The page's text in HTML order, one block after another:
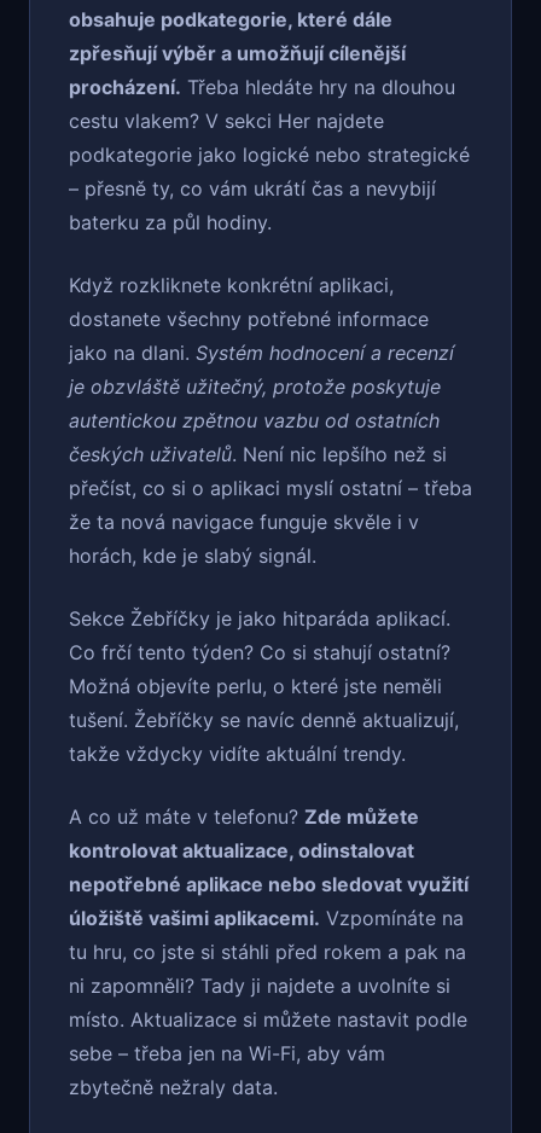
obsahuje podkategorie, které dále
zpřesňují výběr a umožňují cílenější
procházení. Třeba hledáte hry na dlouhou
cestu vlakem? V sekci Her najdete
podkategorie jako logické nebo strategické
– přesně ty, co vám ukrátí čas a nevybijí
baterku za půl hodiny.
Když rozkliknete konkrétní aplikaci,
dostanete všechny potřebné informace
jako na dlani. Systém hodnocení a recenzí
je obzvláště užitečný, protože poskytuje
autentickou zpětnou vazbu od ostatních
českých uživatelů. Není nic lepšího než si
přečíst, co si o aplikaci myslí ostatní – třeba
že ta nová navigace funguje skvěle i v
horách, kde je slabý signál.
Sekce Žebříčky je jako hitparáda aplikací.
Co frčí tento týden? Co si stahují ostatní?
Možná objevíte perlu, o které jste neměli
tušení. Žebříčky se navíc denně aktualizují,
takže vždycky vidíte aktuální trendy.
A co už máte v telefonu? Zde můžete
kontrolovat aktualizace, odinstalovat
nepotřebné aplikace nebo sledovat využití
úložiště vašimi aplikacemi. Vzpomínáte na
tu hru, co jste si stáhli před rokem a pak na
ni zapomněli? Tady ji najdete a uvolníte si
místo. Aktualizace si můžete nastavit podle
sebe – třeba jen na Wi-Fi, aby vám
zbytečně nežraly data.